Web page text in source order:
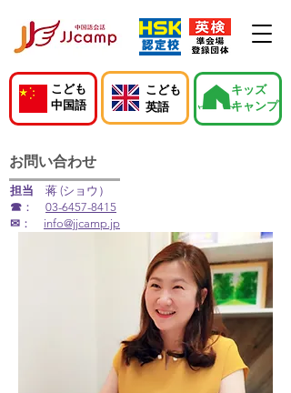
こども
中国語
こども
英語
キッズ
キャンプ
お問い合わせ
担当 蒋 (ショウ）
☎ ： 03-6457-8415
✉ ： info@jjcamp.jp